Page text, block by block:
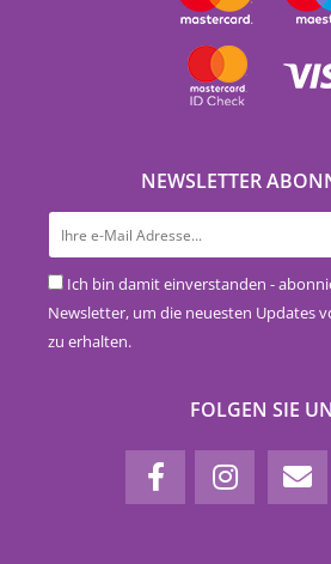
NEWSLETTER
Ich bin damit einverstanden -
Newsletter, um die neuesten Updates
zu erhalten.
FOLGEN SIE